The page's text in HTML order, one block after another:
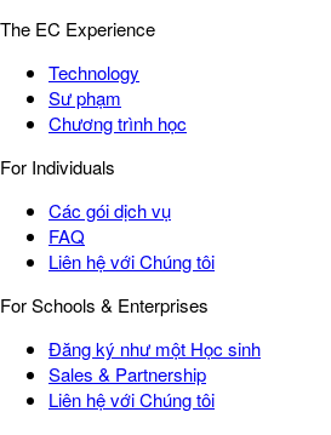
The EC Experience
Technology
Sư phạm
Chương trình học
For Individuals
Các gói dịch vụ
FAQ
Liên hệ với Chúng tôi
For Schools & Enterprises
Đăng ký như một Học sinh
Sales & Partnership
Liên hệ với Chúng tôi